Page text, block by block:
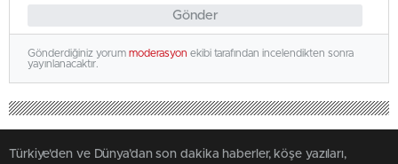
Gönder
Gönderdiğiniz yorum moderasyon ekibi tarafından incelendikten sonra
yayınlanacaktır.
Türkiye'den ve Dünya’dan son dakika haberler, köşe yazıları,